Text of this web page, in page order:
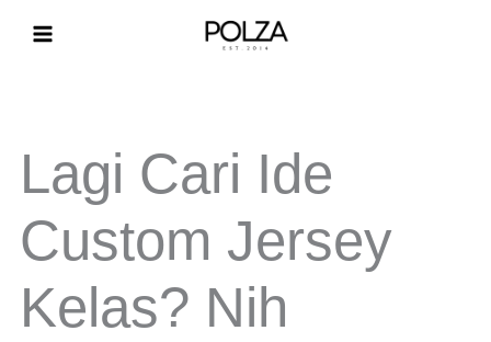
Lagi Cari Ide
Custom Jersey
Kelas? Nih